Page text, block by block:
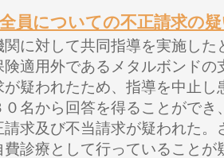
員についての不正請求の
関に対して共同指導を実施し
適用外であるメタルボンド
が疑われたため、指導を中止
０名から回答を得ることがで
求及び不当請求が疑われた
診療として行っていることが